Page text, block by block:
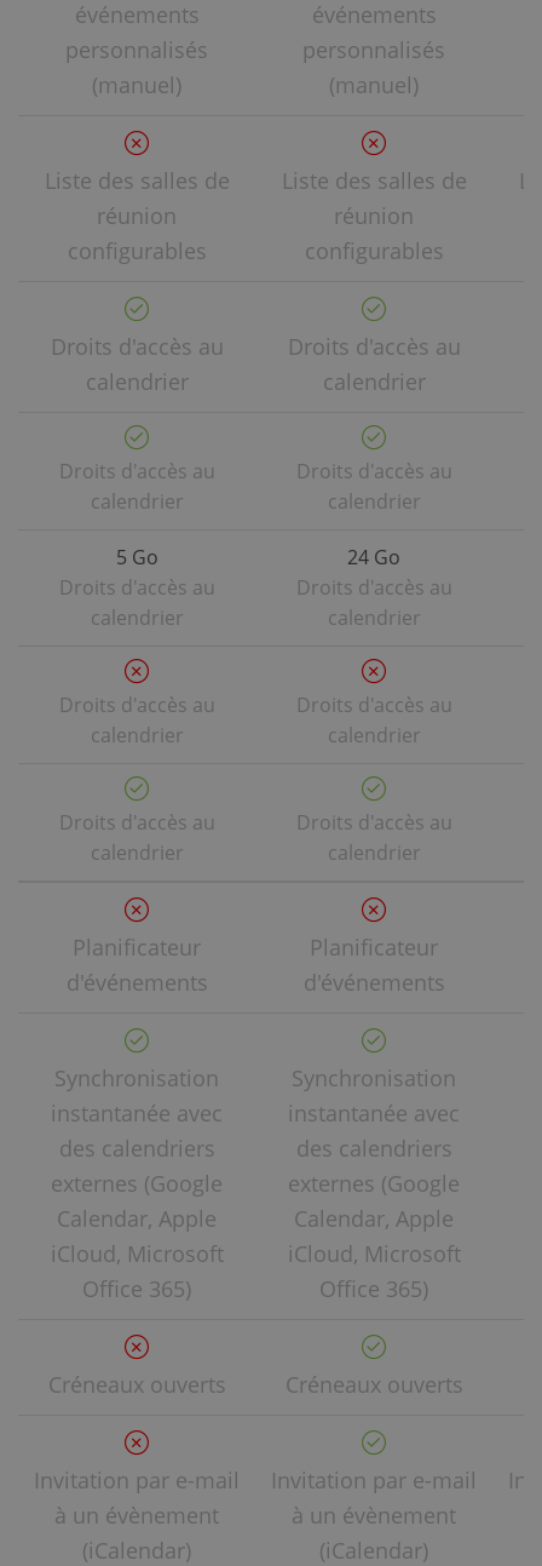
événements
personnalisés
(manuel)
événements
personnalisés
(manuel)
Liste des salles de
réunion
configurables
Liste des salles de
réunion
configurables
Droits d'accès au
calendrier
Droits d'accès au
calendrier
Droits d'accès au
calendrier
Droits d'accès au
calendrier
5 Go
Droits d'accès au
calendrier
24 Go
Droits d'accès au
calendrier
Droits d'accès au
calendrier
Droits d'accès au
calendrier
Droits d'accès au
calendrier
Droits d'accès au
calendrier
Planificateur
d'événements
Planificateur
d'événements
Synchronisation
instantanée avec
des calendriers
externes (Google
Calendar, Apple
iCloud, Microsoft
Office 365)
Synchronisation
instantanée avec
des calendriers
externes (Google
Calendar, Apple
iCloud, Microsoft
Office 365)
Créneaux ouverts Créneaux ouverts
Invitation par e-mail
à un évènement
(iCalendar)
Invitation par e-mail
à un évènement
(iCalendar)